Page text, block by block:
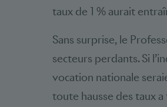
taux de 1 % aurait
Sans surprise, le
secteurs perdants. Si
vocation nationale
toute hausse des taux